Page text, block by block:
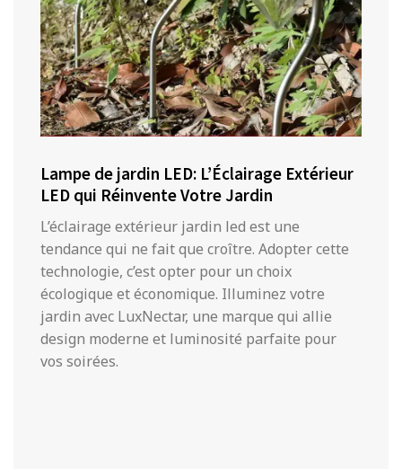
Lampe de jardin LED: L’Éclairage Extérieur
LED qui Réinvente Votre Jardin
L’éclairage extérieur jardin led est une
tendance qui ne fait que croître. Adopter cette
technologie, c’est opter pour un choix
écologique et économique. Illuminez votre
jardin avec LuxNectar, une marque qui allie
design moderne et luminosité parfaite pour
vos soirées.